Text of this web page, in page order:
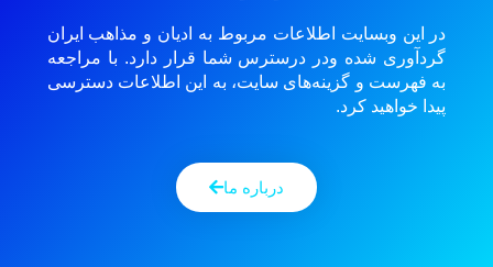
در این وبسایت اطلاعات مربوط به ادیان و مذاهب ایران
گردآوری شده ودر درسترس شما قرار دارد. با مراجعه
به فهرست و گزینه‌های سایت، به این اطلاعات دسترسی
پیدا خواهید کرد.
درباره ما